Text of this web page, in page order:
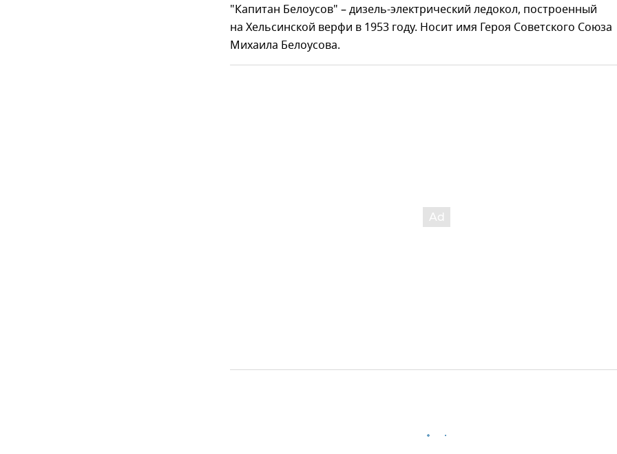
"Капитан Белоусов" – дизель-электрический ледокол, построенный
на Хельсинской верфи в 1953 году. Носит имя Героя Советского Союза
Михаила Белоусова.